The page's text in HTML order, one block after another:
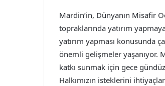
Mardin’in, Dünyanın Misafir
topraklarında yatırım
yatırım yapması konusunda
önemli gelişmeler yaşanıyor.
katkı sunmak için gece
Halkımızın isteklerini